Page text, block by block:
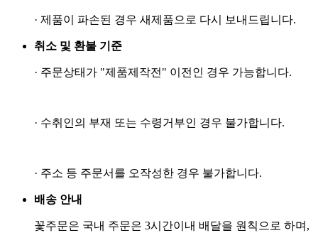
· 제품이 파손된 경우 새제품으로 다시 보내드립니다.
취소 및 환불 기준
· 주문상태가 "제품제작전 " 이전인 경우 가능합니다.
· 수취인의 부재 또는 수령거부인 경우 불가합니다.
· 주소 등 주문서를 오작성한 경우 불가합니다.
배송 안내
꽃주문은 국내 주문은 3시간이내 배달을 원칙으로 하며 ,